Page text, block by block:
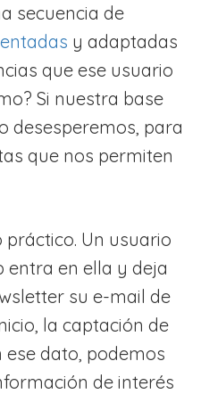
secuencia de
y adaptadas
que ese usuario
Si nuestra base
desesperemos, para
que nos permiten
Un usuario
entra en ella y deja
su e-mail de
la captación de
ese dato, podemos
de interés